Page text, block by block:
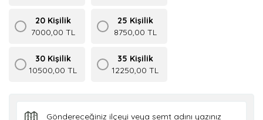
20 Kişilik
7000,00 TL
25 Kişilik
8750,00 TL
30 Kişilik
10500,00 TL
35 Kişilik
12250,00 TL